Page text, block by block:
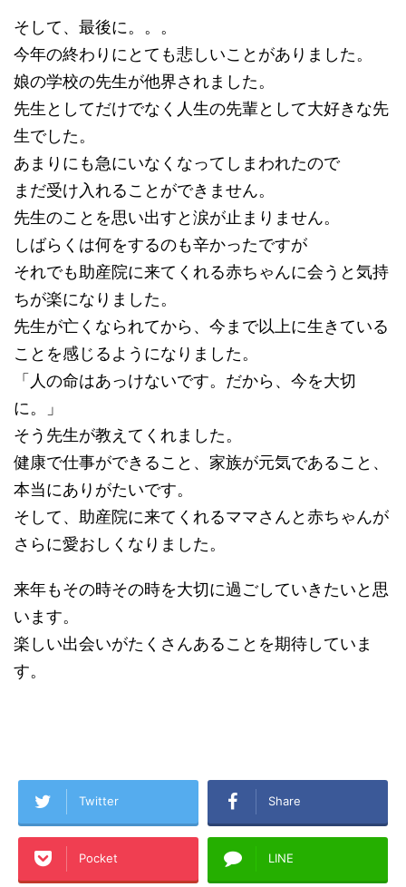
そして、最後に。。。
今年の終わりにとても悲しいことがありました。
娘の学校の先生が他界されました。
先生としてだけでなく人生の先輩として大好きな先
生でした。
あまりにも急にいなくなってしまわれたので
まだ受け入れることができません。
先生のことを思い出すと涙が止まりません。
しばらくは何をするのも辛かったですが
それでも助産院に来てくれる赤ちゃんに会うと気持
ちが楽になりました。
先生が亡くなられてから、今まで以上に生きている
ことを感じるようになりました。
「人の命はあっけないです。だから、今を大切
に。」
そう先生が教えてくれました。
健康で仕事ができること、家族が元気であること、
本当にありがたいです。
そして、助産院に来てくれるママさんと赤ちゃんが
さらに愛おしくなりました。
来年もその時その時を大切に過ごしていきたいと思
います。
楽しい出会いがたくさんあることを期待していま
す。
Twitter Share
Pocket LINE